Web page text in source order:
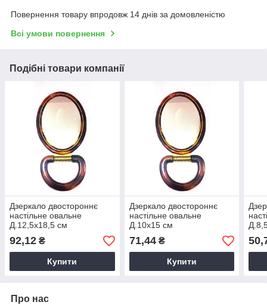
Повернення товару впродовж 14 днів за домовленістю
Всі умови повернення
Подібні товари компанії
Дзеркало двостороннє
настільне овальне
Д.12,5х18,5 см
92,12 ₴
Купити
Дзеркало двостороннє
настільне овальне
Д.10х15 см
71,44₴
Купити
Про нас